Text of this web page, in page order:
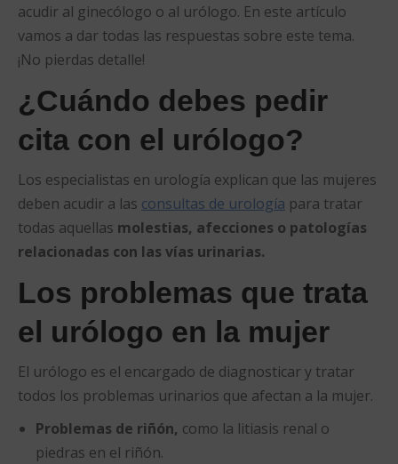
acudir al ginecólogo o al urólogo. En este artículo
vamos a dar todas las respuestas sobre este tema.
¡No pierdas detalle!
¿Cuándo debes pedir
cita con el urólogo?
Los especialistas en urología explican que las mujeres
deben acudir a las consultas de urología para tratar
todas aquellas molestias, afecciones o patologías
relacionadas con las vías urinarias.
Los problemas que trata
el urólogo en la mujer
El urólogo es el encargado de diagnosticar y tratar
todos los problemas urinarios que afectan a la mujer.
Problemas de riñón, como la litiasis renal o
piedras en el riñón.